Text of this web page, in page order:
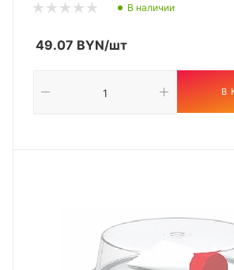
В наличии
49.07 BYN/шт
В